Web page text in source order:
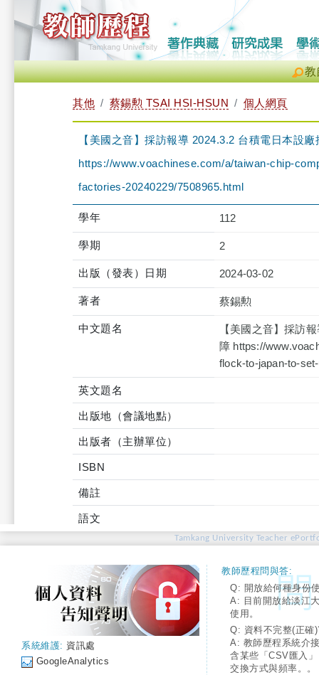
教
其他 蔡錫勲 TSAI HSI-HSUN 個人網頁
【美國之音】採訪報導 2024.3.2 台積電日本設
https://www.voachinese.com/a/taiwan-chip-
factories-20240229/7508965.html
學年 112
學期 2
出版（發表）日期 2024-03-02
著者 蔡錫勲
中文題名
【美國之音】採訪
障 https://
flock-to-japan-to-
英文題名
出版地（會議地點）
出版者（主辦單位）
ISBN
備註
語文
Tamkang University Teacher
系統維護: 資訊處
GoogleAnalytics
教師歷程問與答:
Q: 開放給何種身份
A: 目前開放給淡江
使用。
Q: 資料不完整(正確
A: 教師歷程系統介
含某些「CSV匯入
交換方式與頻率。。